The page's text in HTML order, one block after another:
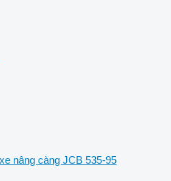
xe nâng càng JCB 535-95